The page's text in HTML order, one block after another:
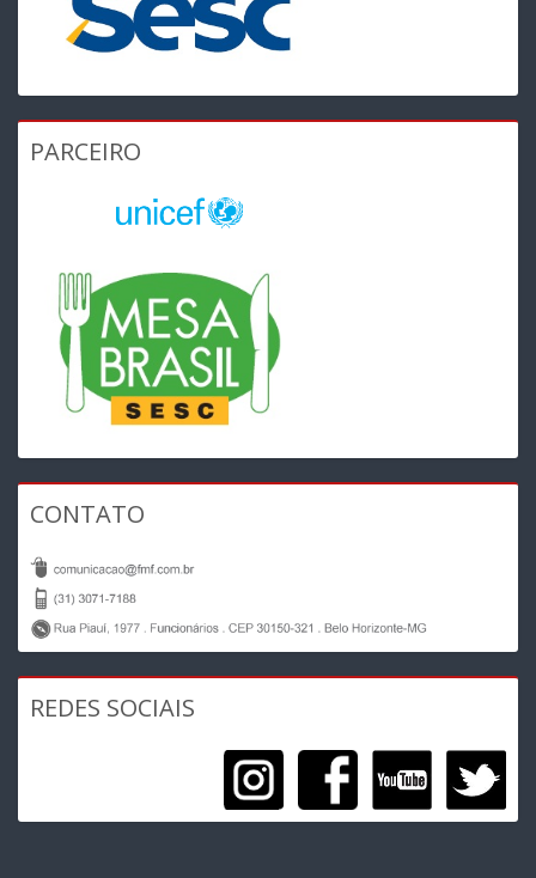
PARCEIRO
CONTATO
REDES SOCIAIS